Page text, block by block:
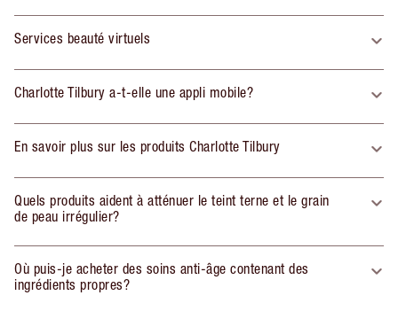
Services beauté virtuels
Charlotte Tilbury a-t-elle une appli mobile?
En savoir plus sur les produits Charlotte Tilbury
Quels produits aident à atténuer le teint terne et le grain
de peau irrégulier?
Où puis-je acheter des soins anti-âge contenant des
ingrédients propres?